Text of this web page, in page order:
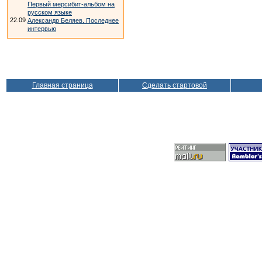
Первый мерсибит-альбом на
русском языке
22.09 Александр Беляев. Последнее
интервью
Главная страница Сделать стартовой